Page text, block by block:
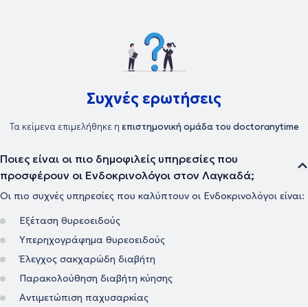
Συχνές ερωτήσεις
Τα κείμενα επιμελήθηκε η επιστημονική ομάδα του doctoranytime
Ποιες είναι οι πιο δημοφιλείς υπηρεσίες που
προσφέρουν οι Ενδοκρινολόγοι στον Λαγκαδά;
Οι πιο συχνές υπηρεσίες που καλύπτουν οι Ενδοκρινολόγοι είναι:
Εξέταση θυρεοειδούς
Υπερηχογράφημα θυρεοειδούς
Έλεγχος σακχαρώδη διαβήτη
Παρακολούθηση διαβήτη κύησης
Αντιμετώπιση παχυσαρκίας